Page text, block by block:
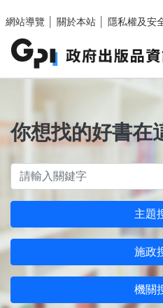
網站導覽
關於本站 隱私權及安
你想找的好書在
主題
施政
機關